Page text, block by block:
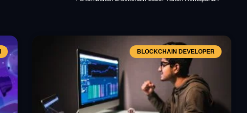
BLOCKCHAIN DEVELOPER